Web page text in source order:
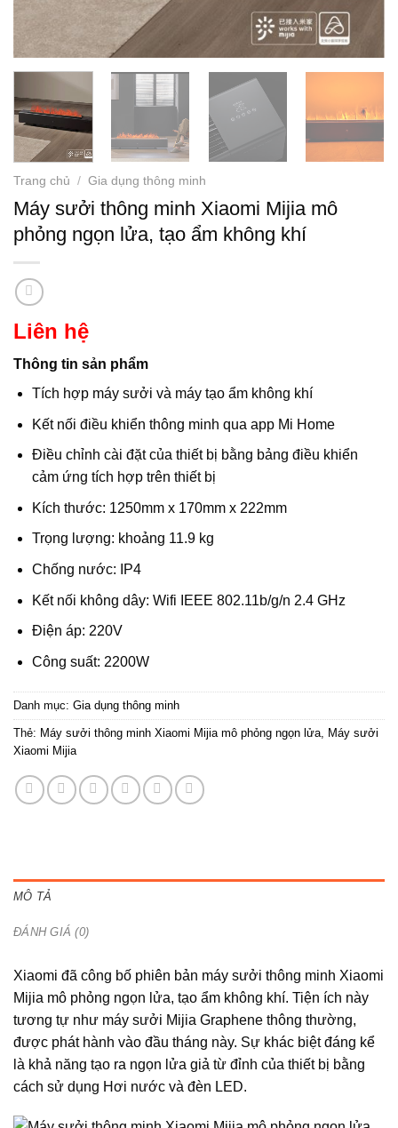
Trang chủ / Gia dụng thông minh
Máy sưởi thông minh Xiaomi Mijia mô
phỏng ngọn lửa, tạo ẩm không khí
Liên hệ
Thông tin sản phẩm
Tích hợp máy sưởi và máy tạo ẩm không khí
Kết nối điều khiển thông minh qua app Mi Home
Điều chỉnh cài đặt của thiết bị bằng bảng điều khiển
cảm ứng tích hợp trên thiết bị
Kích thước: 1250mm x 170mm x 222mm
Trọng lượng: khoảng 11.9 kg
Chống nước: IP4
Kết nối không dây: Wifi IEEE 802.11b/g/n 2.4 GHz
Điện áp: 220V
Công suất: 2200W
Danh mục: Gia dụng thông minh
Thẻ: Máy sưởi thông minh Xiaomi Mijia mô phỏng ngọn lửa Máy sưởi
Xiaomi Mijia
MÔ TẢ
ĐÁNH GIÁ (0)
Xiaomi đã công bố phiên bản máy sưởi thông minh Xiaomi
Mijia mô phỏng ngọn lửa, tạo ẩm không khí. Tiện ích này
tương tự như máy sưởi Mijia Graphene thông thường,
được phát hành vào đầu tháng này. Sự khác biệt đáng kể
là khả năng tạo ra ngọn lửa giả từ đỉnh của thiết bị bằng
cách sử dụng Hơi nước và đèn LED.